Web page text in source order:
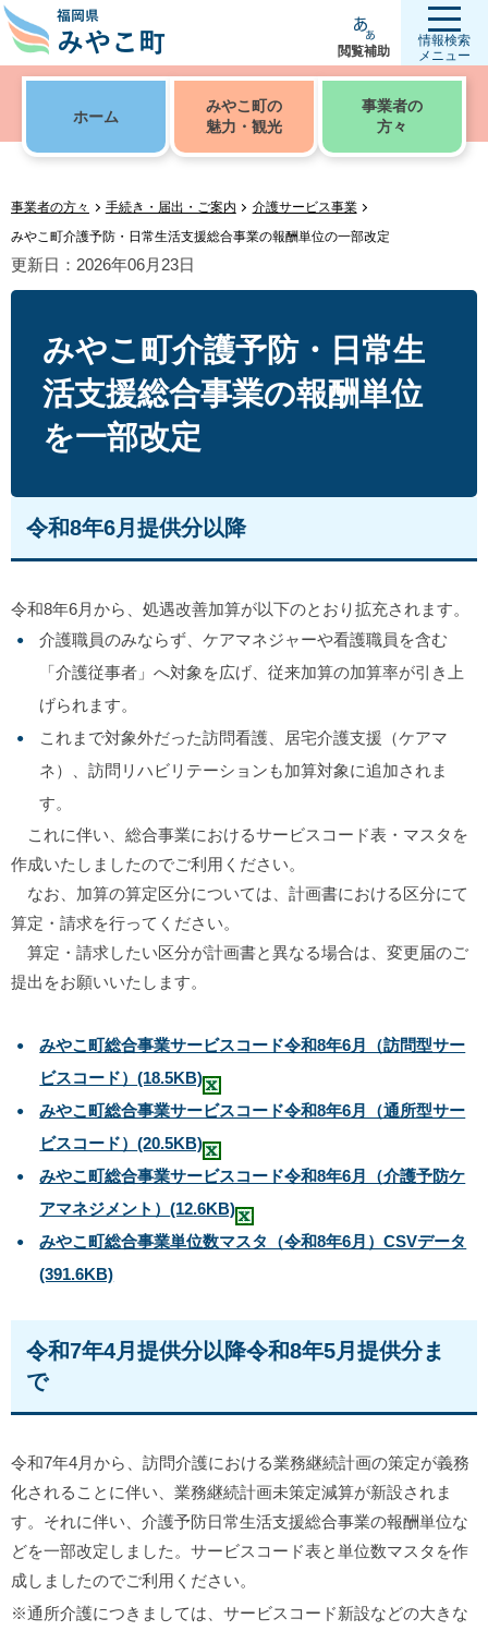
閲覧補助
情報検索
メニュー
ホーム
みやこ町の
魅力・観光
事業者の
方々
事業者の方々 手続き・届出・ご案内
介護サービス事業
みやこ町介護予防・日常生活支援総合事業の報酬単位の一部改定
更新日：2026年06月23日
みやこ町介護予防・日常生
活支援総合事業の報酬単位
を一部改定
令和8年6月提供分以降
令和8年6月から、処遇改善加算が以下のとおり拡充されます。
介護職員のみならず、ケアマネジャーや看護職員を含む
「介護従事者」へ対象を広げ、従来加算の加算率が引き上
げられます。
これまで対象外だった訪問看護、居宅介護支援（ケアマ
ネ）、訪問リハビリテーションも加算対象に追加されま
す。
これに伴い、総合事業におけるサービスコード表・マスタを
作成いたしましたのでご利用ください。
なお、加算の算定区分については、計画書における区分にて
算定・請求を行ってください。
算定・請求したい区分が計画書と異なる場合は、変更届のご
提出をお願いいたします。
みやこ町総合事業サービスコード令和8年6月（訪問型サー
ビスコード）(18.5KB)
みやこ町総合事業サービスコード令和8年6月（通所型サー
ビスコード）(20.5KB)
みやこ町総合事業サービスコード令和8年6月（介護予防ケ
アマネジメント）(12.6KB)
みやこ町総合事業単位数マスタ（令和8年6月）CSVデータ
(391.6KB)
令和7年4月提供分以降令和8年5月提供分ま
で
令和7年4月から、訪問介護における業務継続計画の策定が義務
化されることに伴い、業務継続計画未策定減算が新設されま
す。それに伴い、介護予防日常生活支援総合事業の報酬単位な
どを一部改定しました。サービスコード表と単位数マスタを作
成しましたのでご利用ください。
※通所介護につきましては、サービスコード新設などの大きな